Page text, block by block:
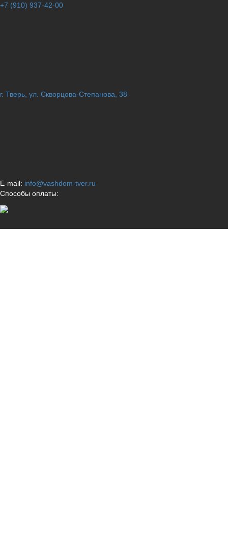
+7 (910) 937-42-00
г. Тверь, ул. Скворцова-Степанова, 38
E-mail: info@vashdom-tver.ru
Способы оплаты: